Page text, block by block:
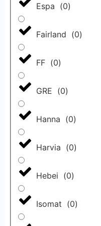
Espa (0)
Fairland (0)
FF (0)
GRE (0)
Hanna (0)
Harvia (0)
Hebei (0)
Isomat (0)